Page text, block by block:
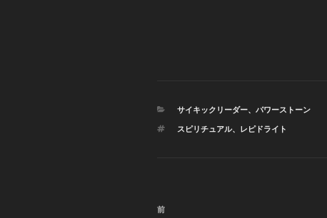
カ
ゴ
サイキックリーダー、 パワーストーン
タ
スピリチュアル、 レピドライト
投
前
前